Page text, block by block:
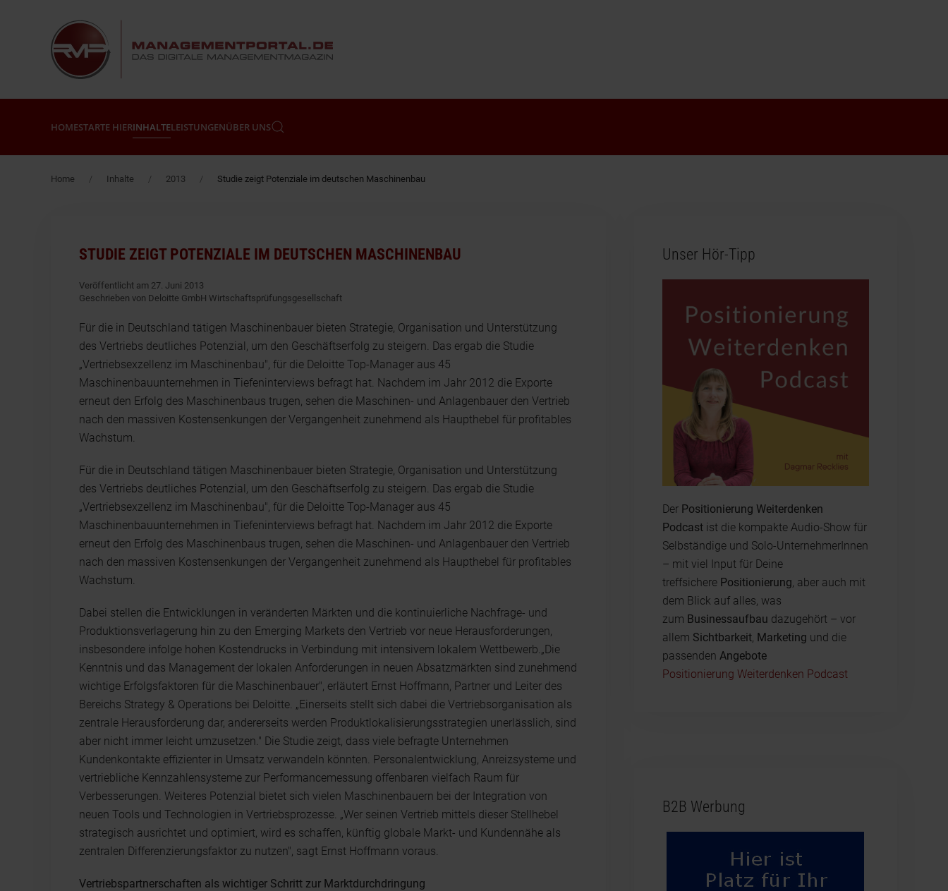
Zum Hauptinhalt springen
HOMESTARTE HIERINHALTELEISTUNGENÜBER UNS
Home Inhalte 2013 Studie zeigt Potenziale im deutschen Maschinenbau
STUDIE ZEIGT POTENZIALE IM DEUTSCHEN MASCHINENBAU
Veröffentlicht am 27. Juni 2013
Geschrieben von Deloitte GmbH Wirtschaftsprüfungsgesellschaft
Für die in Deutschland tätigen Maschinenbauer bieten Strategie, Organisation und Unterstützung
des Vertriebs deutliches Potenzial, um den Geschäftserfolg zu steigern. Das ergab die Studie
„Vertriebsexzellenz im Maschinenbau", für die Deloitte Top-Manager aus 45
Maschinenbauunternehmen in Tiefeninterviews befragt hat. Nachdem im Jahr 2012 die Exporte
erneut den Erfolg des Maschinenbaus trugen, sehen die Maschinen- und Anlagenbauer den Vertrieb
nach den massiven Kostensenkungen der Vergangenheit zunehmend als Haupthebel für profitables
Wachstum.
Für die in Deutschland tätigen Maschinenbauer bieten Strategie, Organisation und Unterstützung
des Vertriebs deutliches Potenzial, um den Geschäftserfolg zu steigern. Das ergab die Studie
„Vertriebsexzellenz im Maschinenbau", für die Deloitte Top-Manager aus 45
Maschinenbauunternehmen in Tiefeninterviews befragt hat. Nachdem im Jahr 2012 die Exporte
erneut den Erfolg des Maschinenbaus trugen, sehen die Maschinen- und Anlagenbauer den Vertrieb
nach den massiven Kostensenkungen der Vergangenheit zunehmend als Haupthebel für profitables
Wachstum.
Dabei stellen die Entwicklungen in veränderten Märkten und die kontinuierliche Nachfrage- und
Produktionsverlagerung hin zu den Emerging Markets den Vertrieb vor neue Herausforderungen,
insbesondere infolge hohen Kostendrucks in Verbindung mit intensivem lokalem Wettbewerb.„Die
Kenntnis und das Management der lokalen Anforderungen in neuen Absatzmärkten sind zunehmend
wichtige Erfolgsfaktoren für die Maschinenbauer", erläutert Ernst Hoffmann, Partner und Leiter des
Bereichs Strategy & Operations bei Deloitte. „Einerseits stellt sich dabei die Vertriebsorganisation als
zentrale Herausforderung dar, andererseits werden Produktlokalisierungsstrategien unerlässlich, sind
aber nicht immer leicht umzusetzen." Die Studie zeigt, dass viele befragte Unternehmen
Kundenkontakte effizienter in Umsatz verwandeln könnten. Personalentwicklung, Anreizsysteme und
vertriebliche Kennzahlensysteme zur Performancemessung offenbaren vielfach Raum für
Verbesserungen. Weiteres Potenzial bietet sich vielen Maschinenbauern bei der Integration von
neuen Tools und Technologien in Vertriebsprozesse. „Wer seinen Vertrieb mittels dieser Stellhebel
strategisch ausrichtet und optimiert, wird es schaffen, künftig globale Markt- und Kundennähe als
zentralen Differenzierungsfaktor zu nutzen", sagt Ernst Hoffmann voraus.
Vertriebspartnerschaften als wichtiger Schritt zur Marktdurchdringung
Unser Hör-Tipp
Der Positionierung Weiterdenken
Podcastist die kompakte Audio-Show für
Selbständige und Solo-UnternehmerInnen
– mit viel Input für Deine
treffsichere Positionierung, aber auch mit
dem Blick auf alles, was
zum Businessaufbau dazugehört – vor
allem Sichtbarkeit, Marketing und die
passenden Angebote
Positionierung Weiterdenken Podcast
B2B Werbung